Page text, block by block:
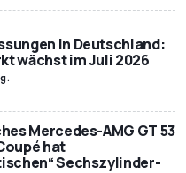
in Deutschland:
wächst im Juli 2026
Mercedes-AMG GT 53
hat
Sechszylinder-